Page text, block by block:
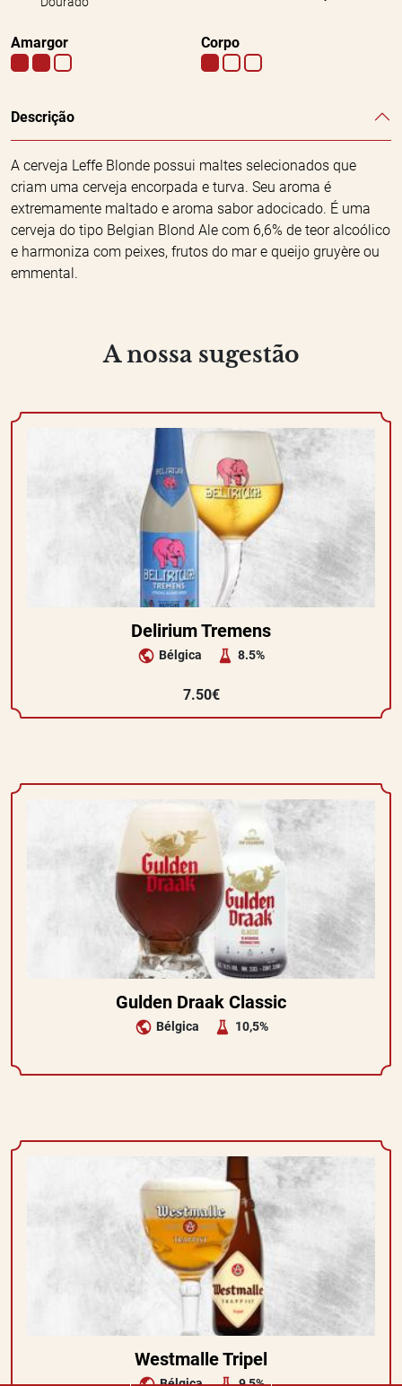
Amargor Corpo
Descrição
A cerveja Leffe Blonde possui maltes selecionados que
criam uma cerveja encorpada e turva. Seu aroma é
extremamente maltado e aroma sabor adocicado. É uma
cerveja do tipo Belgian Blond Ale com 6,6% de teor alcoólico
e harmoniza com peixes, frutos do mar e queijo gruyère ou
emmental.
A nossa sugestão
Delirium Tremens
Bélgica 8.5%
7.50€
Gulden Draak Classic
Bélgica 10,5%
Westmalle Tripel